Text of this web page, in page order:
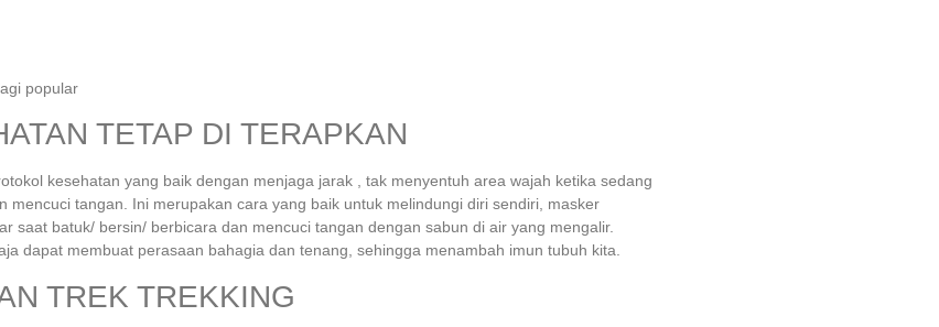
TETAP DI TERAPKAN
kesehatan yang baik dengan menjaga jarak , tak menyentuh area wajah ketika sedang
mencuci tangan. Ini merupakan cara yang baik untuk melindungi diri sendiri, masker
saat batuk/ bersin/ berbicara dan mencuci tangan dengan sabun di air yang mengalir.
dapat membuat perasaan bahagia dan tenang, sehingga menambah imun tubuh kita.
TREK TREKKING